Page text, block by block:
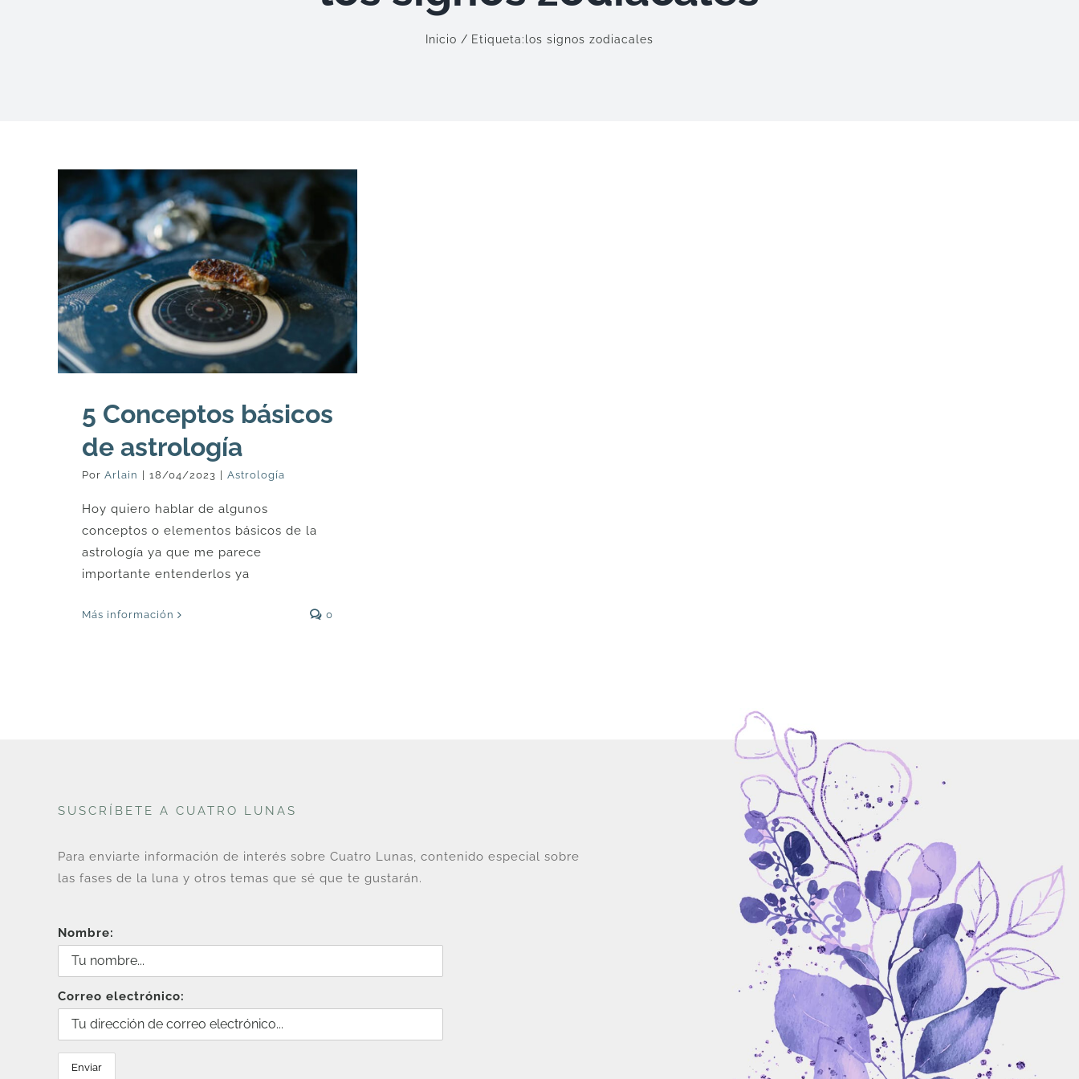
Inicio Etiqueta:los signos zodiacales
5 Conceptos básicos
de astrología
Por Arlain 18/04/2023 Astrología
Hoy quiero hablar de algunos
conceptos o elementos básicos de la
astrología ya que me parece
importante entenderlos ya
Más información 0
SUSCRÍBETE A CUATRO LUNAS
Para enviarte información de interés sobre Cuatro Lunas, contenido especial sobre
las fases de la luna y otros temas que sé que te gustarán.
Nombre:
Correo electrónico: